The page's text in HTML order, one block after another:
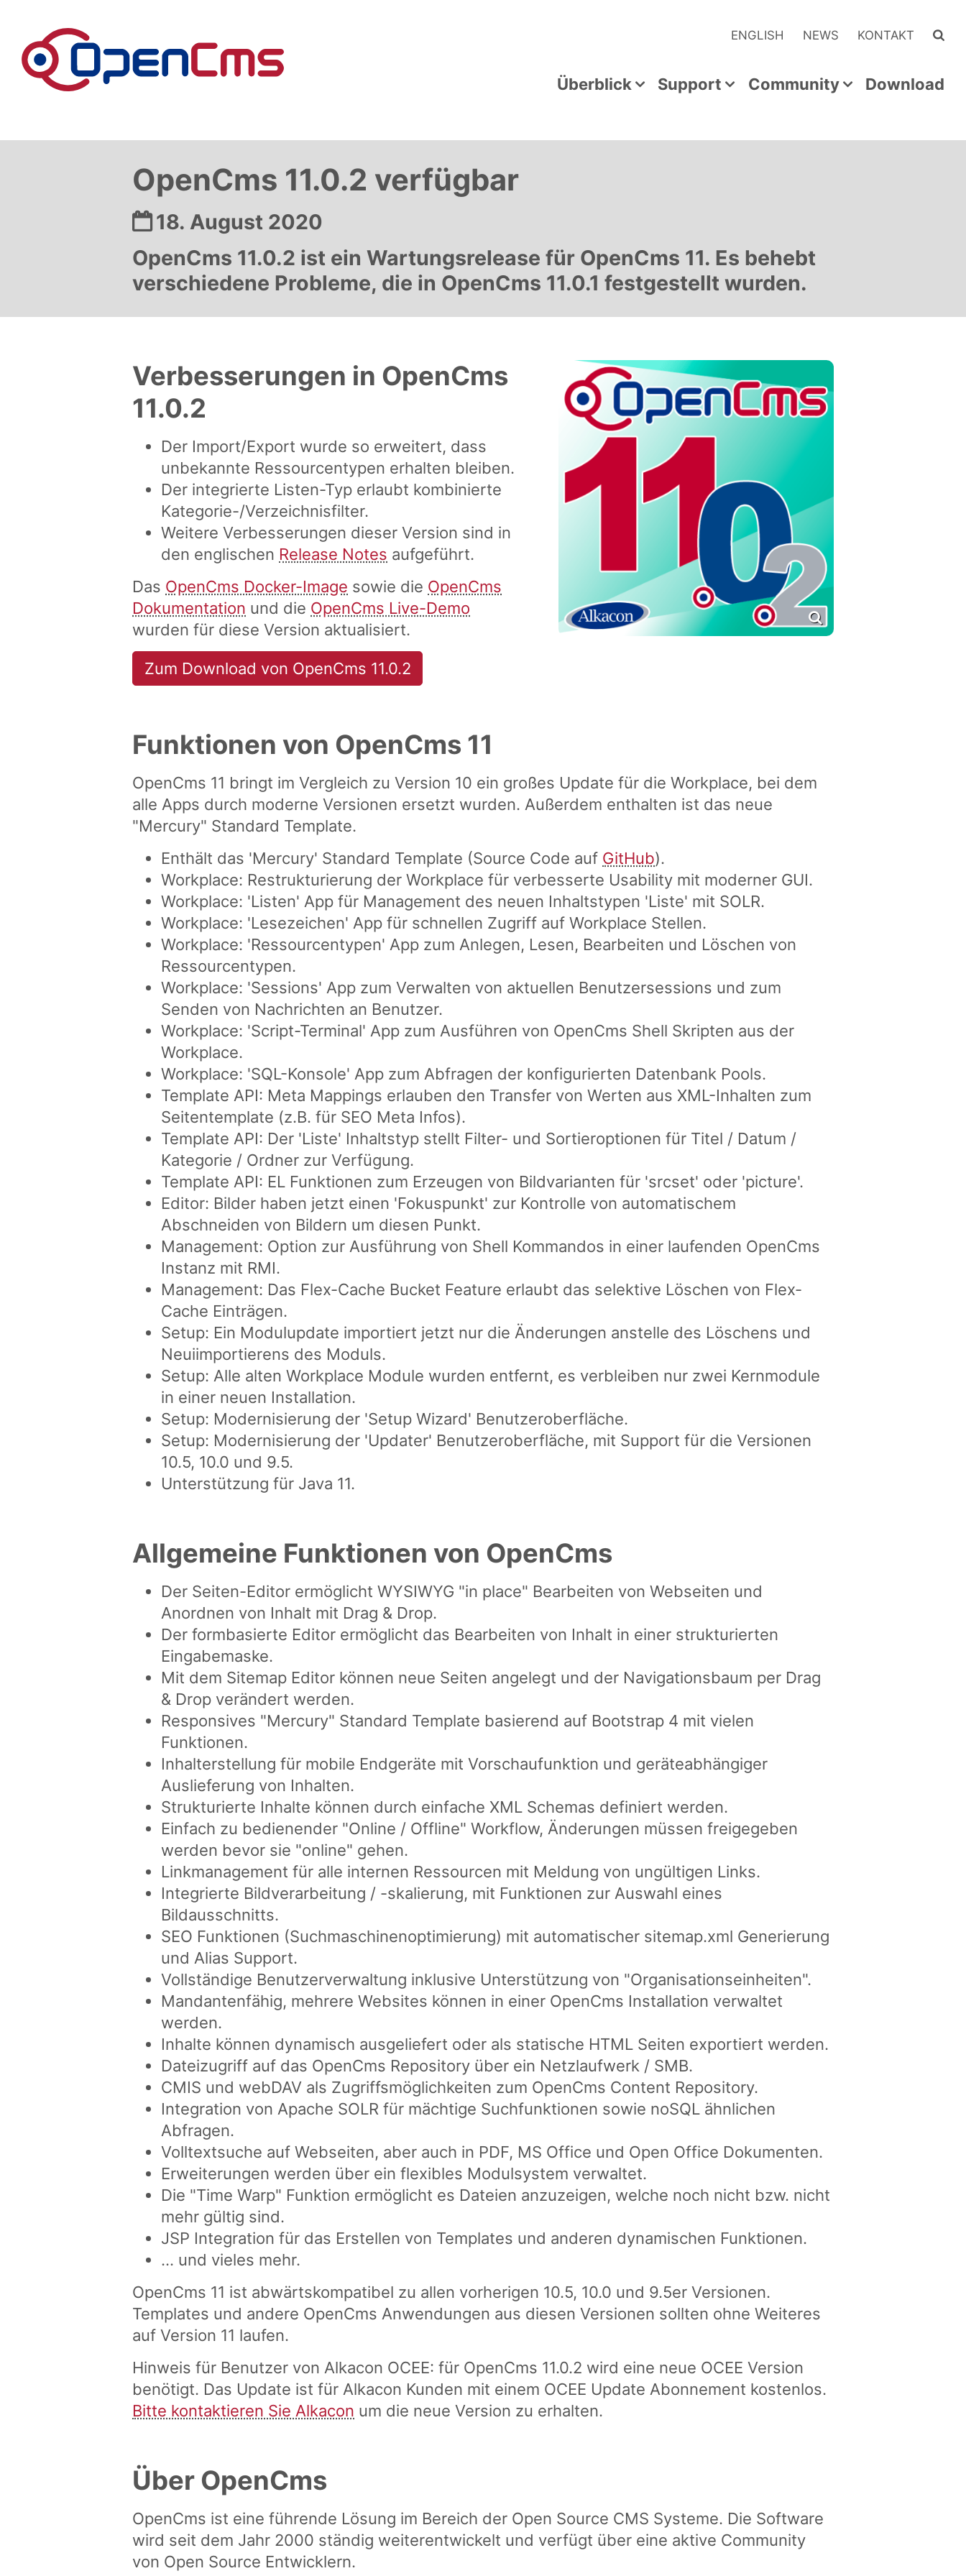
ENGLISH NEWS KONTAKT
Überblick Support Community Download
OpenCms 11.0.2 verfügbar
Datum:
18. August 2020
OpenCms 11.0.2 ist ein Wartungsrelease für OpenCms 11. Es behebt
verschiedene Probleme, die in OpenCms 11.0.1 festgestellt wurden.
Verbesserungen in OpenCms
11.0.2
Der Import/Export wurde so erweitert, dass
unbekannte Ressourcentypen erhalten bleiben.
Der integrierte Listen-Typ erlaubt kombinierte
Kategorie-/Verzeichnisfilter.
Weitere Verbesserungen dieser Version sind in
den englischen Release Notes aufgeführt.
Das OpenCms Docker-Image sowie die OpenCms
Dokumentation und die OpenCms Live-Demo
wurden für diese Version aktualisiert.
Zum Download von OpenCms 11.0.2
Funktionen von OpenCms 11
OpenCms 11 bringt im Vergleich zu Version 10 ein großes Update für die Workplace, bei dem
alle Apps durch moderne Versionen ersetzt wurden. Außerdem enthalten ist das neue
"Mercury" Standard Template.
Enthält das 'Mercury' Standard Template (Source Code auf GitHub).
Workplace: Restrukturierung der Workplace für verbesserte Usability mit moderner GUI.
Workplace: 'Listen' App für Management des neuen Inhaltstypen 'Liste' mit SOLR.
Workplace: 'Lesezeichen' App für schnellen Zugriff auf Workplace Stellen.
Workplace: 'Ressourcentypen' App zum Anlegen, Lesen, Bearbeiten und Löschen von
Ressourcentypen.
Workplace: 'Sessions' App zum Verwalten von aktuellen Benutzersessions und zum
Senden von Nachrichten an Benutzer.
Workplace: 'Script-Terminal' App zum Ausführen von OpenCms Shell Skripten aus der
Workplace.
Workplace: 'SQL-Konsole' App zum Abfragen der konfigurierten Datenbank Pools.
Template API: Meta Mappings erlauben den Transfer von Werten aus XML-Inhalten zum
Seitentemplate (z.B. für SEO Meta Infos).
Template API: Der 'Liste' Inhaltstyp stellt Filter- und Sortieroptionen für Titel / Datum /
Kategorie / Ordner zur Verfügung.
Template API: EL Funktionen zum Erzeugen von Bildvarianten für 'srcset' oder 'picture'.
Editor: Bilder haben jetzt einen 'Fokuspunkt' zur Kontrolle von automatischem
Abschneiden von Bildern um diesen Punkt.
Management: Option zur Ausführung von Shell Kommandos in einer laufenden OpenCms
Instanz mit RMI.
Management: Das Flex-Cache Bucket Feature erlaubt das selektive Löschen von Flex-
Cache Einträgen.
Setup: Ein Modulupdate importiert jetzt nur die Änderungen anstelle des Löschens und
Neuiimportierens des Moduls.
Setup: Alle alten Workplace Module wurden entfernt, es verbleiben nur zwei Kernmodule
in einer neuen Installation.
Setup: Modernisierung der 'Setup Wizard' Benutzeroberfläche.
Setup: Modernisierung der 'Updater' Benutzeroberfläche, mit Support für die Versionen
10.5, 10.0 und 9.5.
Unterstützung für Java 11.
Allgemeine Funktionen von OpenCms
Der Seiten-Editor ermöglicht WYSIWYG "in place" Bearbeiten von Webseiten und
Anordnen von Inhalt mit Drag & Drop.
Der formbasierte Editor ermöglicht das Bearbeiten von Inhalt in einer strukturierten
Eingabemaske.
Mit dem Sitemap Editor können neue Seiten angelegt und der Navigationsbaum per Drag
& Drop verändert werden.
Responsives "Mercury" Standard Template basierend auf Bootstrap 4 mit vielen
Funktionen.
Inhalterstellung für mobile Endgeräte mit Vorschaufunktion und geräteabhängiger
Auslieferung von Inhalten.
Strukturierte Inhalte können durch einfache XML Schemas definiert werden.
Einfach zu bedienender "Online / Offline" Workflow, Änderungen müssen freigegeben
werden bevor sie "online" gehen.
Linkmanagement für alle internen Ressourcen mit Meldung von ungültigen Links.
Integrierte Bildverarbeitung / -skalierung, mit Funktionen zur Auswahl eines
Bildausschnitts.
SEO Funktionen (Suchmaschinenoptimierung) mit automatischer sitemap.xml Generierung
und Alias Support.
Vollständige Benutzerverwaltung inklusive Unterstützung von "Organisationseinheiten".
Mandantenfähig, mehrere Websites können in einer OpenCms Installation verwaltet
werden.
Inhalte können dynamisch ausgeliefert oder als statische HTML Seiten exportiert werden.
Dateizugriff auf das OpenCms Repository über ein Netzlaufwerk / SMB.
CMIS und webDAV als Zugriffsmöglichkeiten zum OpenCms Content Repository.
Integration von Apache SOLR für mächtige Suchfunktionen sowie noSQL ähnlichen
Abfragen.
Volltextsuche auf Webseiten, aber auch in PDF, MS Office und Open Office Dokumenten.
Erweiterungen werden über ein flexibles Modulsystem verwaltet.
Die "Time Warp" Funktion ermöglicht es Dateien anzuzeigen, welche noch nicht bzw. nicht
mehr gültig sind.
JSP Integration für das Erstellen von Templates und anderen dynamischen Funktionen.
... und vieles mehr.
OpenCms 11 ist abwärtskompatibel zu allen vorherigen 10.5, 10.0 und 9.5er Versionen.
Templates und andere OpenCms Anwendungen aus diesen Versionen sollten ohne Weiteres
auf Version 11 laufen.
Hinweis für Benutzer von Alkacon OCEE: für OpenCms 11.0.2 wird eine neue OCEE Version
benötigt. Das Update ist für Alkacon Kunden mit einem OCEE Update Abonnement kostenlos.
Bitte kontaktieren Sie Alkacon um die neue Version zu erhalten.
Über OpenCms
OpenCms ist eine führende Lösung im Bereich der Open Source CMS Systeme. Die Software
wird seit dem Jahr 2000 ständig weiterentwickelt und verfügt über eine aktive Community
von Open Source Entwicklern.